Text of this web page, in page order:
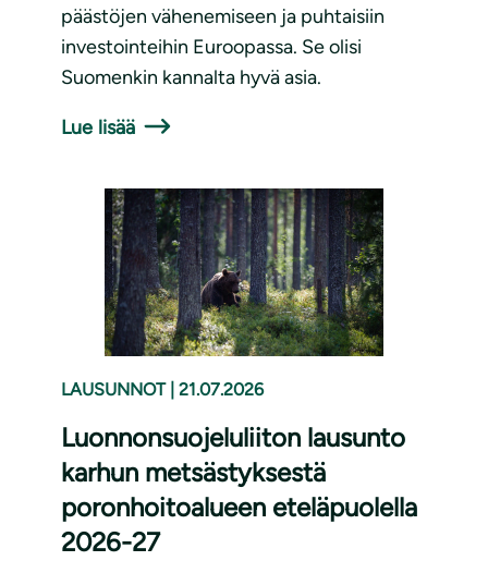
päästöjen vähenemiseen ja puhtaisiin
investointeihin Euroopassa. Se olisi
Suomenkin kannalta hyvä asia.
Lue lisää
LAUSUNNOT 21.07.2026
Luonnonsuojeluliiton lausunto
karhun metsästyksestä
poronhoitoalueen eteläpuolella
2026-27